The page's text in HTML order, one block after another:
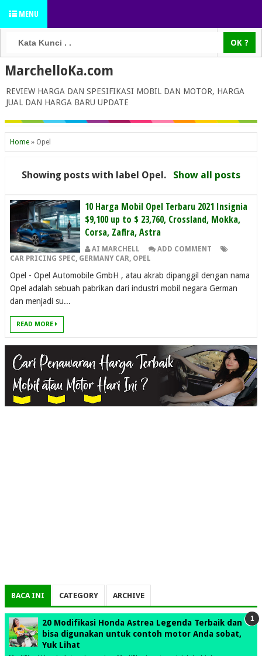
MENU
MarchelloKa.com
REVIEW HARGA DAN SPESIFIKASI MOBIL DAN MOTOR, HARGA
JUAL DAN HARGA BARU UPDATE
Home » Opel
Showing posts with label Opel. Show all posts
10 Harga Mobil Opel Terbaru 2021 Insignia
$9,100 up to $ 23,760, Crossland, Mokka,
Corsa, Zafira, Astra
AI MARCHELL
ADD COMMENT
CAR PRICING SPEC, GERMANY CAR, OPEL
Opel - Opel Automobile GmbH , atau akrab dipanggil dengan nama
Opel adalah sebuah pabrikan dari industri mobil negara German
dan menjadi su...
READ MORE
BACA INI CATEGORY ARCHIVE
20 Modifikasi Honda Astrea Legenda Terbaik dan
bisa digunakan untuk contoh motor Anda sobat,
Yuk Lihat